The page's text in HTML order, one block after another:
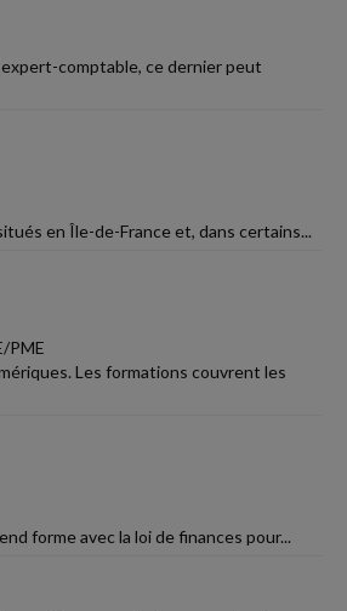
comptable, ce dernier peut
en Île-de-France et, dans certains...
PME
Les formations couvrent les
forme avec la loi de finances pour...